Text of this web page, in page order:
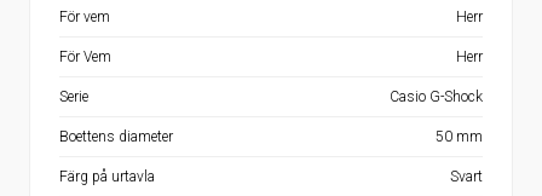
För vem Herr
För Vem Herr
Serie Casio G-Shock
Boettens diameter 50 mm
Färg på urtavla Svart